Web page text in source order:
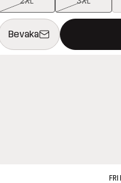
Bevaka
Denna knapp kommer att
{{size}} inte tillgänglig
FRI